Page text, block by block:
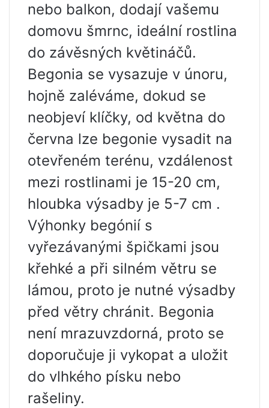
nebo balkon, dodají vašemu
domovu šmrnc, ideální rostlina
do závěsných květináčů.
Begonia se vysazuje v únoru,
hojně zaléváme, dokud se
neobjeví klíčky, od května do
června lze begonie vysadit na
otevřeném terénu, vzdálenost
mezi rostlinami je 15-20 cm,
hloubka výsadby je 5-7 cm .
Výhonky begónií s
vyřezávanými špičkami jsou
křehké a při silném větru se
lámou, proto je nutné výsadby
před větry chránit. Begonia
není mrazuvzdorná, proto se
doporučuje ji vykopat a uložit
do vlhkého písku nebo
rašeliny.